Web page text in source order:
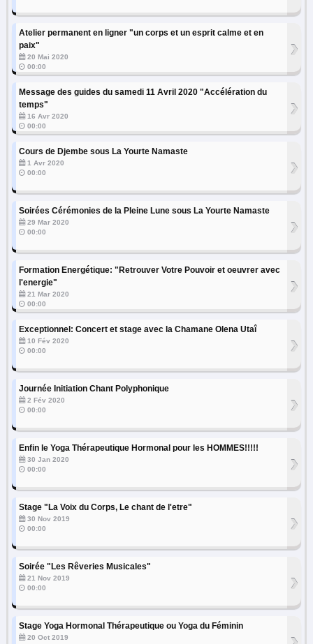
Atelier permanent en ligner "un corps et un esprit calme et en
paix"
20 Mai 2020
00:00
›
Message des guides du samedi 11 Avril 2020 "Accélération du
temps"
16 Avr 2020
00:00
›
Cours de Djembe sous La Yourte Namaste
1 Avr 2020
00:00
›
Soirées Cérémonies de la Pleine Lune sous La Yourte Namaste
29 Mar 2020
00:00
›
Formation Energétique: "Retrouver Votre Pouvoir et oeuvrer avec
l'energie"
21 Mar 2020
00:00
›
Exceptionnel: Concert et stage avec la Chamane Olena Utaî
10 Fév 2020
00:00
›
Journée Initiation Chant Polyphonique
2 Fév 2020
00:00
›
Enfin le Yoga Thérapeutique Hormonal pour les HOMMES!!!!!
30 Jan 2020
00:00
›
Stage "La Voix du Corps, Le chant de l'etre"
30 Nov 2019
00:00
›
Soirée "Les Rêveries Musicales"
21 Nov 2019
00:00
›
Stage Yoga Hormonal Thérapeutique ou Yoga du Féminin
20 Oct 2019